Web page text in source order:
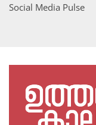
Social Media Pulse